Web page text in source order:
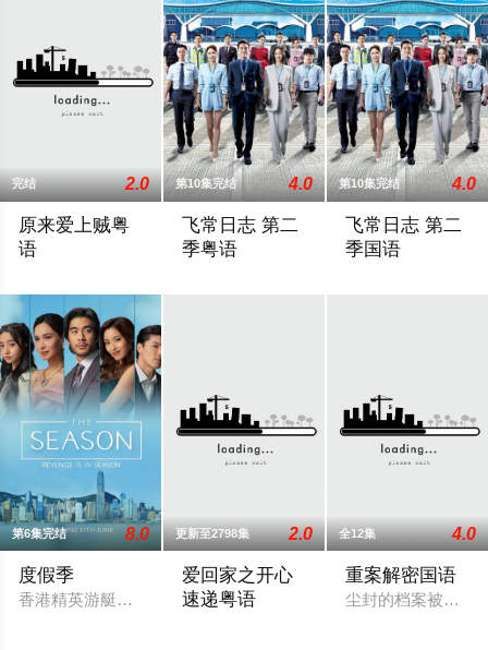
完结 2.0
原来爱上贼粤
语
第10集完结 4.0
飞常日志 第二
季粤语
第10集完结 4.0
飞常日志 第二
季国语
第6集完结 8.0
度假季
香港精英游艇圈的一群朋友发现，他们的夏季度假之旅逐渐演变
更新至2798集 2.0
爱回家之开心
速递粤语
全12集 4.0
重案解密国语
尘封的档案被翻开